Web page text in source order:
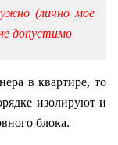
(лично мое
допустимо
в квартире, то
изолируют и
блока.